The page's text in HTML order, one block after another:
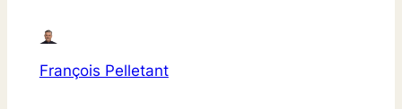
François Pelletant